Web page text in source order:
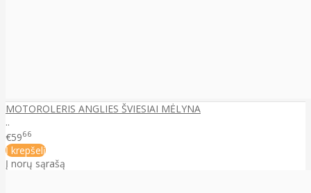
MOTOROLERIS ANGLIES ŠVIESIAI MĖLYNA
..
€5966
Į krepšelį
Į norų sąrašą